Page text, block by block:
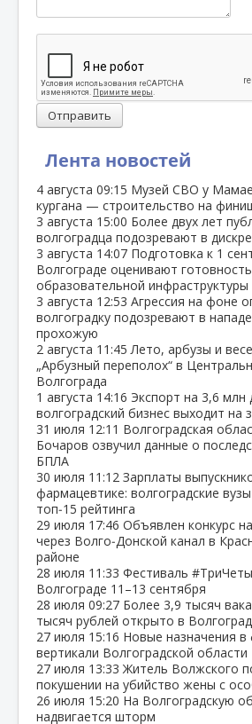
Лента новостей
4 августа 09:15 Музей СВО у
кургана — строительство на
3 августа 15:00 Более двух лет
волгоградца подозревают в
3 августа 14:07 Подготовка к 1
Волгограде оценивают готовность
образовательной инфраструктуры
3 августа 12:53 Агрессия на фоне
волгоградку подозревают в
прохожую
2 августа 11:45 Лето, арбузы и
„Арбузный переполох“ в
Волгограда
1 августа 14:16 Экспорт на 3,6 млн
волгоградский бизнес выходит на
31 июля 12:11 Волгоградская
Бочаров озвучил данные о
БПЛА
30 июля 11:12 Зарплаты
фармацевтике: волгоградские
топ‑15 рейтинга
29 июля 17:46 Объявлен конкурс
через Волго‑Донской канал в
районе
28 июля 11:33 Фестиваль
Волгограде 11–13 сентября
28 июля 09:27 Более 3,9 тысяч
тысяч рублей открыто в
27 июля 15:16 Новые назначения в
вертикали Волгоградской области
27 июля 13:33 Житель Волжского
покушении на убийство жены с
26 июля 15:20 На Волгоградскую
надвигается шторм
Отправить